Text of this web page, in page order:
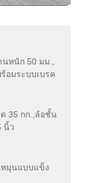
หนัก 50 มม.,
อมระบบเบรค
35 กก.,ล้อชั้น
นิ้ว
หมุนแบบแข็ง